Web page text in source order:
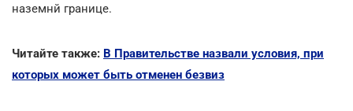
наземнй границе.
Читайте также: В Правительстве назвали условия, при
которых может быть отменен безвиз